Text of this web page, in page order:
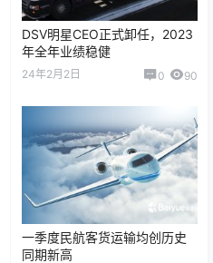
DSV明星CEO正式卸任，2023
年全年业绩稳健
24年2月2日 0 90
一季度民航客货运输均创历史
同期新高